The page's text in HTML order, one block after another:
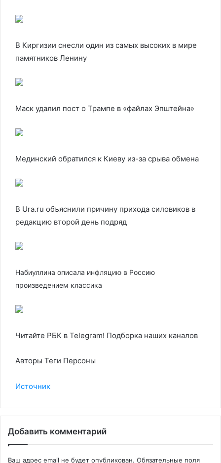
В Киргизии снесли один из самых высоких в мире
памятников Ленину
Маск удалил пост о Трампе в «файлах Эпштейна»
Мединский обратился к Киеву из-за срыва обмена
В Ura.ru объяснили причину прихода силовиков в
редакцию второй день подряд
Набиуллина описала инфляцию в Россию
произведением классика
Читайте РБК в Telegram! Подборка наших каналов
Авторы Теги Персоны
Источник
Добавить комментарий
Ваш адрес email не будет опубликован. Обязательные поля